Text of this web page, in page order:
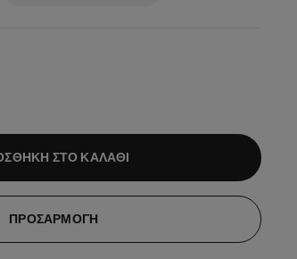
ΣΤΟ ΚΑΛΆΘΙ
ΠΡΟΣΑΡΜΟΓΉ